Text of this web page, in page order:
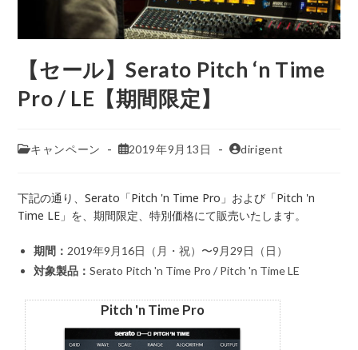
【セール】Serato Pitch ‘n Time
Pro / LE【期間限定】
キャンペーン 2019年9月13日 dirigent
下記の通り、Serato「Pitch 'n Time Pro」および「Pitch 'n
Time LE」を、期間限定、特別価格にて販売いたします。
期間： 2019年9月16日（月・祝）〜9月29日（日）
対象製品：Serato Pitch 'n Time Pro / Pitch 'n Time LE
Pitch 'n Time Pro